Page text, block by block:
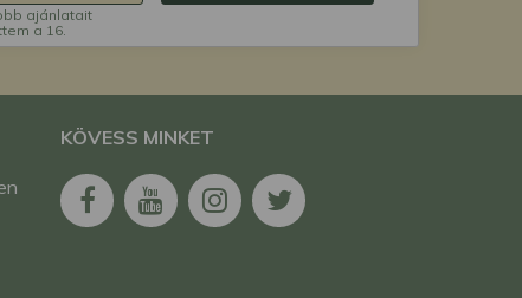
ajánlatait
a 16.
KÖVESS MINKET